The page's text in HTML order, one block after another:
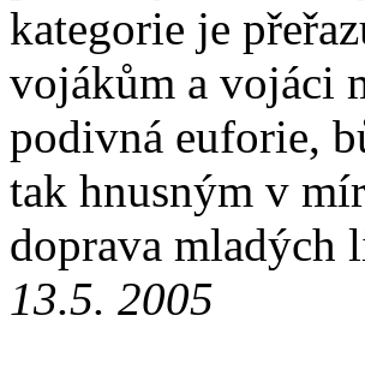
kategorie je
vojákům a vojáci
podivná euforie,
tak hnusným v
doprava mladých
13.5. 2005